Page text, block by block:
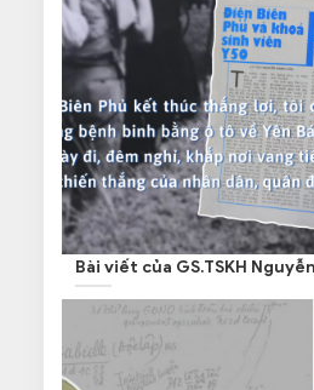
Bài viết của GS.TSKH